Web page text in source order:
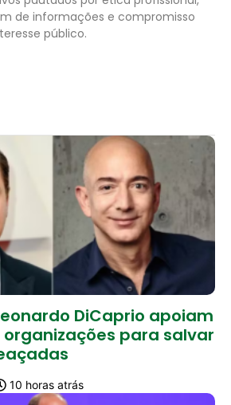
de informações e compromisso
público.
DiCaprio apoiam
organizações para salvar
10 horas atrás